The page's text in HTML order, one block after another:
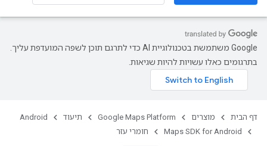
‫Google משתמשת בטכנולוגיית AI כדי לתרגם תוכן לשפה המועדפת עליך.
בתרגומים כאלו עשויות להיות שגיאות.
דף הבית מוצרים Google Maps Platform תיעוד
Android
Maps SDK for Android
חומרי עזר